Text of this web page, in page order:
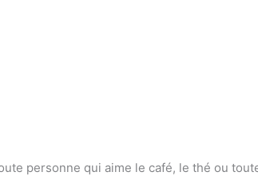
personne qui aime le café, le thé ou